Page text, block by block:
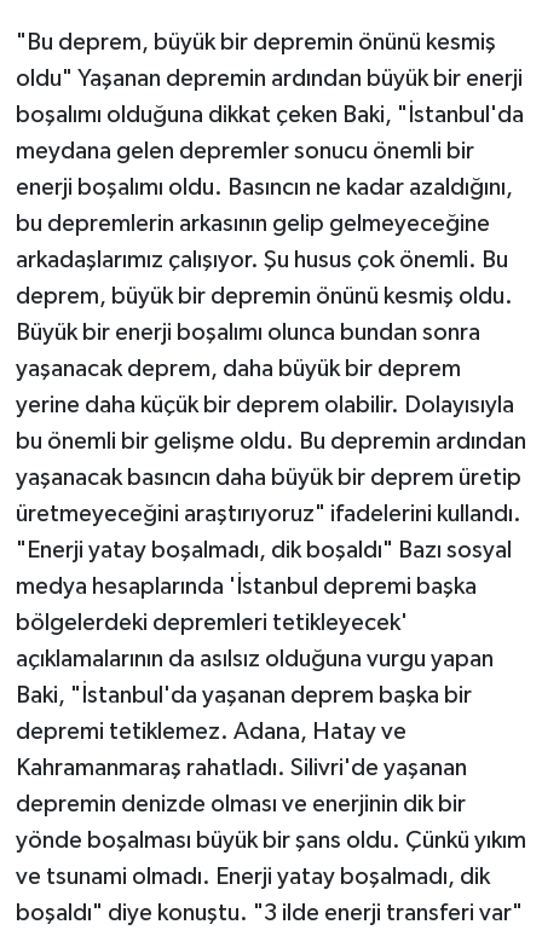
"Bu deprem, büyük bir depremin önünü kesmiş
oldu" Yaşanan depremin ardından büyük bir enerji
boşalımı olduğuna dikkat çeken Baki, "İstanbul'da
meydana gelen depremler sonucu önemli bir
enerji boşalımı oldu. Basıncın ne kadar azaldığını,
bu depremlerin arkasının gelip gelmeyeceğine
arkadaşlarımız çalışıyor. Şu husus çok önemli. Bu
deprem, büyük bir depremin önünü kesmiş oldu.
Büyük bir enerji boşalımı olunca bundan sonra
yaşanacak deprem, daha büyük bir deprem
yerine daha küçük bir deprem olabilir. Dolayısıyla
bu önemli bir gelişme oldu. Bu depremin ardından
yaşanacak basıncın daha büyük bir deprem üretip
üretmeyeceğini araştırıyoruz" ifadelerini kullandı.
"Enerji yatay boşalmadı, dik boşaldı" Bazı sosyal
medya hesaplarında 'İstanbul depremi başka
bölgelerdeki depremleri tetikleyecek'
açıklamalarının da asılsız olduğuna vurgu yapan
Baki, "İstanbul'da yaşanan deprem başka bir
depremi tetiklemez. Adana, Hatay ve
Kahramanmaraş rahatladı. Silivri'de yaşanan
depremin denizde olması ve enerjinin dik bir
yönde boşalması büyük bir şans oldu. Çünkü yıkım
ve tsunami olmadı. Enerji yatay boşalmadı, dik
boşaldı" diye konuştu. "3 ilde enerji transferi var"